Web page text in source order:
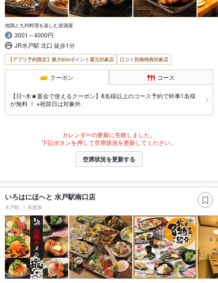
地鶏と九州料理を楽しむ居酒屋
3001～4000円
JR水戸駅 北口 徒歩1分
【アプリ予約限定】最大800ポイント還元対象店 口コミ投稿特典対象店
クーポン コース
【日~木★宴会で使えるクーポン】8名様以上のコース予約で幹事1名様
が無料 ！ ※祝前日は対象外
カレンダーの更新に失敗しました。
下記ボタンを押して空席状況を更新してください。
空席状況を更新する
いろはにほへと 水戸駅南口店
水戸駅 居酒屋